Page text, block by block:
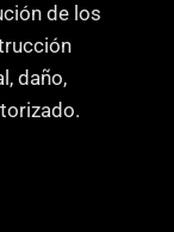
de los
daño,